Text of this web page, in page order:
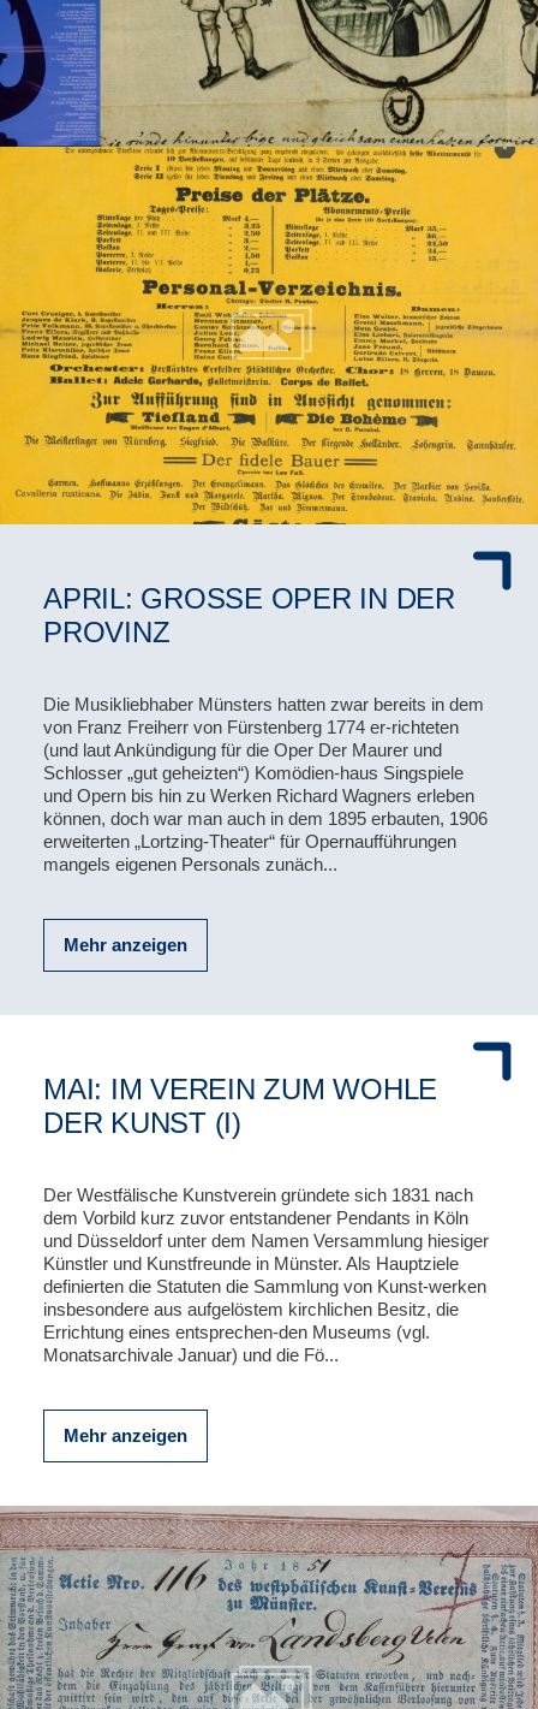
APRIL: GROSSE OPER IN DER P
ROVINZ
Die Musikliebhaber Münsters hatten zwar bereits in dem
von Franz Freiherr von Fürstenberg 1774 er-richteten
(und laut Ankündigung für die Oper Der Maurer und
Schlosser „gut geheizten“) Komödien-haus Singspiele
und Opern bis hin zu Werken Richard Wagners erleben
können, doch war man auch in dem 1895 erbauten, 1906
erweiterten „Lortzing-Theater“ für Opernaufführungen
mangels eigenen Personals zunäch...
Mehr anzeigen
MAI: IM VEREIN ZUM WOHLE
DER KUNST (I)
Der Westfälische Kunstverein gründete sich 1831 nach
dem Vorbild kurz zuvor entstandener Pendants in Köln
und Düsseldorf unter dem Namen Versammlung hiesiger
Künstler und Kunstfreunde in Münster. Als Hauptziele
definierten die Statuten die Sammlung von Kunst-werken
insbesondere aus aufgelöstem kirchlichen Besitz, die
Errichtung eines entsprechen-den Museums (vgl.
Monatsarchivale Januar) und die Fö...
Mehr anzeigen